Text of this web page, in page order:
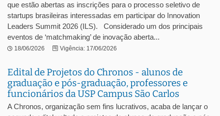
que estão abertas as inscrições para o processo seletivo de
startups brasileiras interessadas em participar do Innovation
Leaders Summit 2026 (ILS). Considerado um dos principais
eventos de ‘matchmaking’ de inovação aberta...
18/06/2026 Vigência: 17/06/2026
Edital de Projetos do Chronos - alunos de
graduação e pós-graduação, professores e
funcionários da USP Campus São Carlos
A Chronos, organização sem fins lucrativos, acaba de lançar o